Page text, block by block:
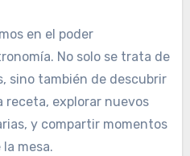
en el poder
No solo se trata de
sino también de descubrir
receta, explorar nuevos
y compartir momentos
mesa.